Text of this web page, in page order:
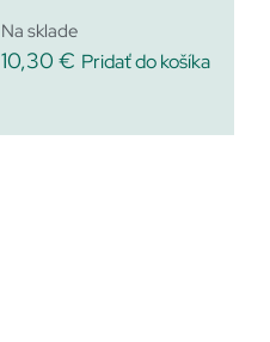
Na sklade
10,30 € Pridať do košíka